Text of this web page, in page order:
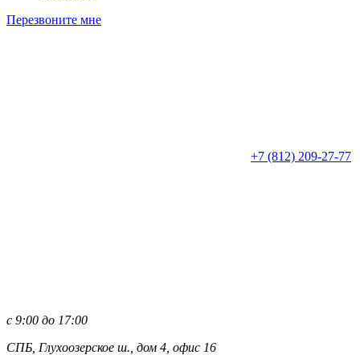
Перезвоните мне
+7 (812) 209-27-77
с 9:00 до 17:00
СПБ, Глухоозерское ш., дом 4, офис 16